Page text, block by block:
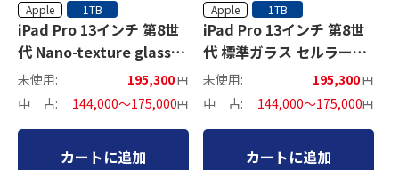
Apple 1TB
iPad Pro 13インチ 第8世
代 Nano-texture glass
Wi-Fiモデル
未使用: 195,300円
中 古: 144,000～175,000円
カートに追加
Apple 1TB
iPad Pro 13インチ 第8世
代 標準ガラス セルラーモ
デル
未使用: 195,300円
中 古: 144,000～175,000円
カートに追加